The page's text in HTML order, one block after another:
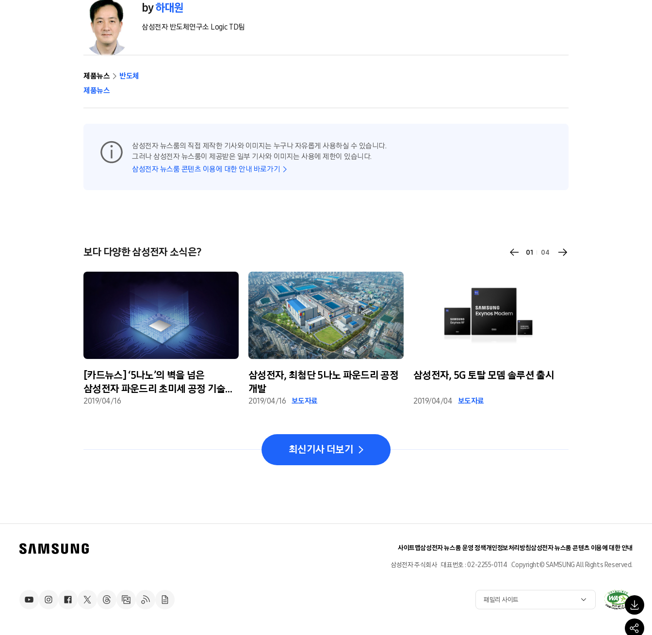
by하대원
삼성전자 반도체연구소 Logic TD팀
제품뉴스
반도체
제품뉴스
삼성전자 뉴스룸의 직접 제작한 기사와 이미지는 누구나 자유롭게 사용하실 수 있습니다.
그러나 삼성전자 뉴스룸이 제공받은 일부 기사와 이미지는 사용에 제한이 있습니다.
삼성전자 뉴스룸 콘텐츠 이용에 대한 안내 바로가기
보다 다양한 삼성전자 소식은?
[카드뉴스] ‘5나노’의 벽을 넘은
삼성전자 파운드리 초미세 공정 기술
리더십
2019/04/16
삼성전자, 최첨단 5나노 파운드리 공정
개발
2019/04/16 보도자료
삼성전자, 5G 토탈 모뎀 솔루션 출시
2019/04/04 보도자료
01 04
최신기사 더보기
사이트맵삼성전자 뉴스룸 운영 정책개인정보처리방침삼성전자 뉴스룸 콘텐츠 이용에 대한 안내
삼성전자 주식회사 대표번호 : 02-2255-0114 Copyright© SAMSUNG All Rights Reserved.
패밀리 사이트